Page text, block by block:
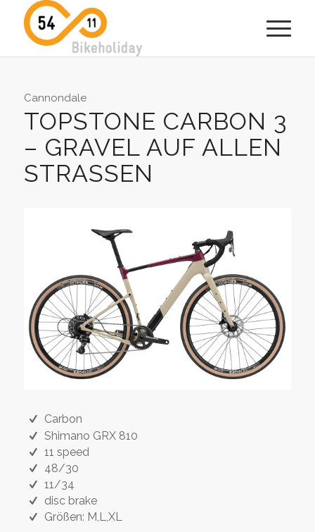
Cannondale
TOPSTONE CARBON 3
– GRAVEL AUF ALLEN
STRASSEN
Carbon
Shimano GRX 810
11 speed
48/30
11/34
disc brake
Größen: M,L,XL